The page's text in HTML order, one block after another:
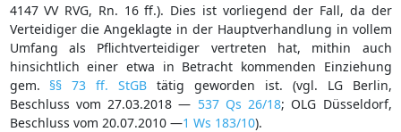
4147 VV RVG, Rn. 16 ff.). Dies ist vorliegend der Fall, da der
Verteidiger die Angeklagte in der Hauptverhandlung in vollem
Umfang als Pflichtverteidiger vertreten hat, mithin auch
hinsichtlich einer etwa in Betracht kommenden Einziehung
gem. §§ 73 ff. StGB tätig geworden ist. (vgl. LG Berlin,
Beschluss vom 27.03.2018 — 537 Qs 26/18; OLG Düsseldorf,
Beschluss vom 20.07.2010 —1 Ws 183/10).